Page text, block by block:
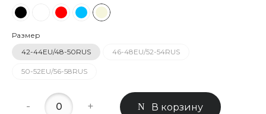
Размер
42-44EU/48-50RUS
46-48EU/52-54RUS
50-52EU/56-58RUS
- + В корзину